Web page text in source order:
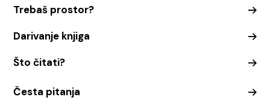
Trebaš prostor?
Darivanje knjiga
Što čitati?
Česta pitanja